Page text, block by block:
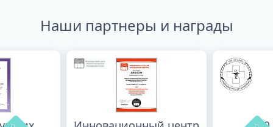
Наши партнеры и награды